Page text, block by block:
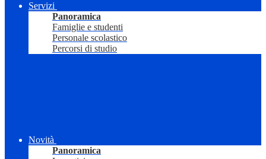
Servizi
Panoramica
Famiglie e studenti
Personale scolastico
Percorsi di studio
Novità
Panoramica